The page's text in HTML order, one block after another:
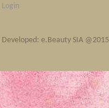
Login
Developed: e.Beauty SIA @2015